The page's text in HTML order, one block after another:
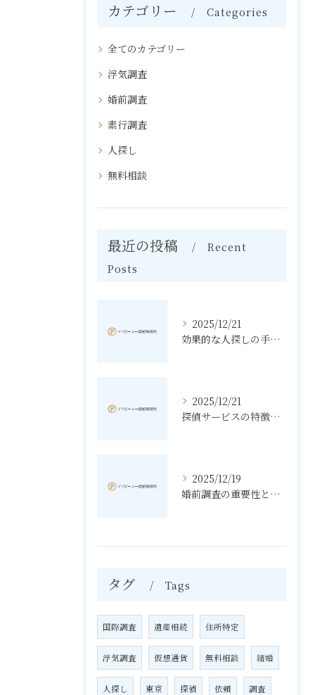
カテゴリー Categories
全てのカテゴリー
浮気調査
婚前調査
素行調査
人探し
無料相談
最近の投稿
Recent
Posts
2025/12/21
効果的な人探しの手法とその秘訣
2025/12/21
探偵サービスの特徴と無料相談の利点
2025/12/19
婚前調査の重要性と進め方
タグ Tags
国際調査 遺産相続 住所特定
浮気調査 仮想通貨 無料相談 結婚
人探し 東京 探偵 依頼 調査